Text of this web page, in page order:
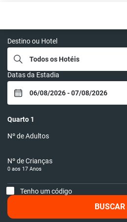
Destino ou Hotel
Datas da Estadia
Quarto 1
Nº de Adultos
Nº de Crianças
0 aos 17 Anos
Tenho um código
BUSCAR